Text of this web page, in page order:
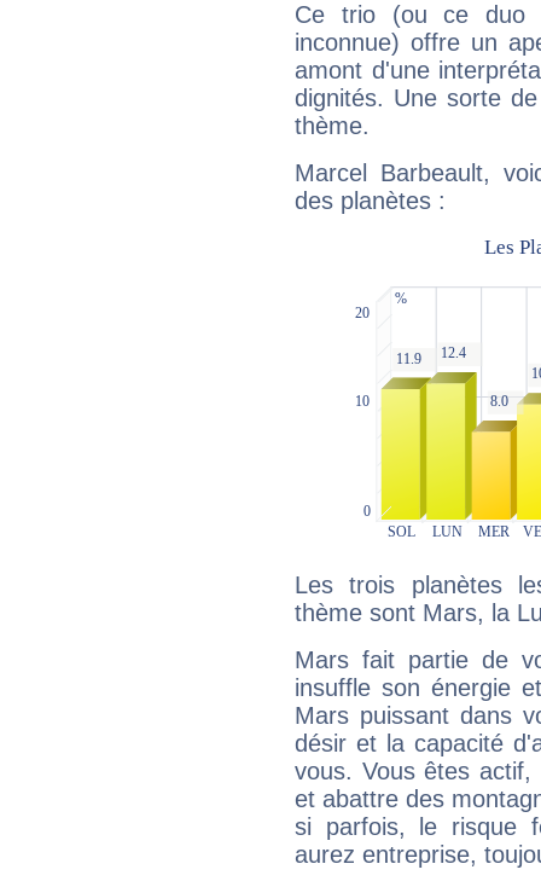
Ce trio (ou ce duo
inconnue) offre un
amont d'une
dignités. Une sorte
thème.
Marcel Barbeault,
des planètes :
Les trois planètes
thème sont Mars, la
Mars fait partie de
insuffle son énergie
Mars puissant dans
désir et la capacité
vous. Vous êtes
et abattre des
si parfois, le risque
aurez entreprise,